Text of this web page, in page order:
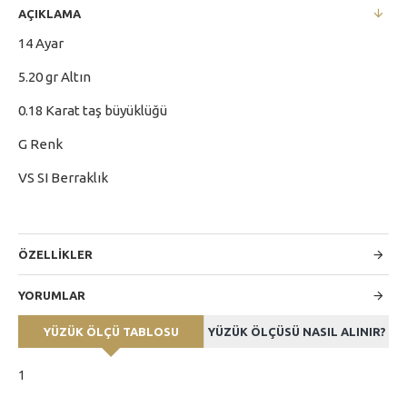
AÇIKLAMA
14 Ayar
5.20 gr Altın
0.18 Karat taş büyüklüğü
G Renk
VS SI Berraklık
ÖZELLİKLER
YORUMLAR
YÜZÜK ÖLÇÜ TABLOSU YÜZÜK ÖLÇÜSÜ NASIL ALINIR?
1